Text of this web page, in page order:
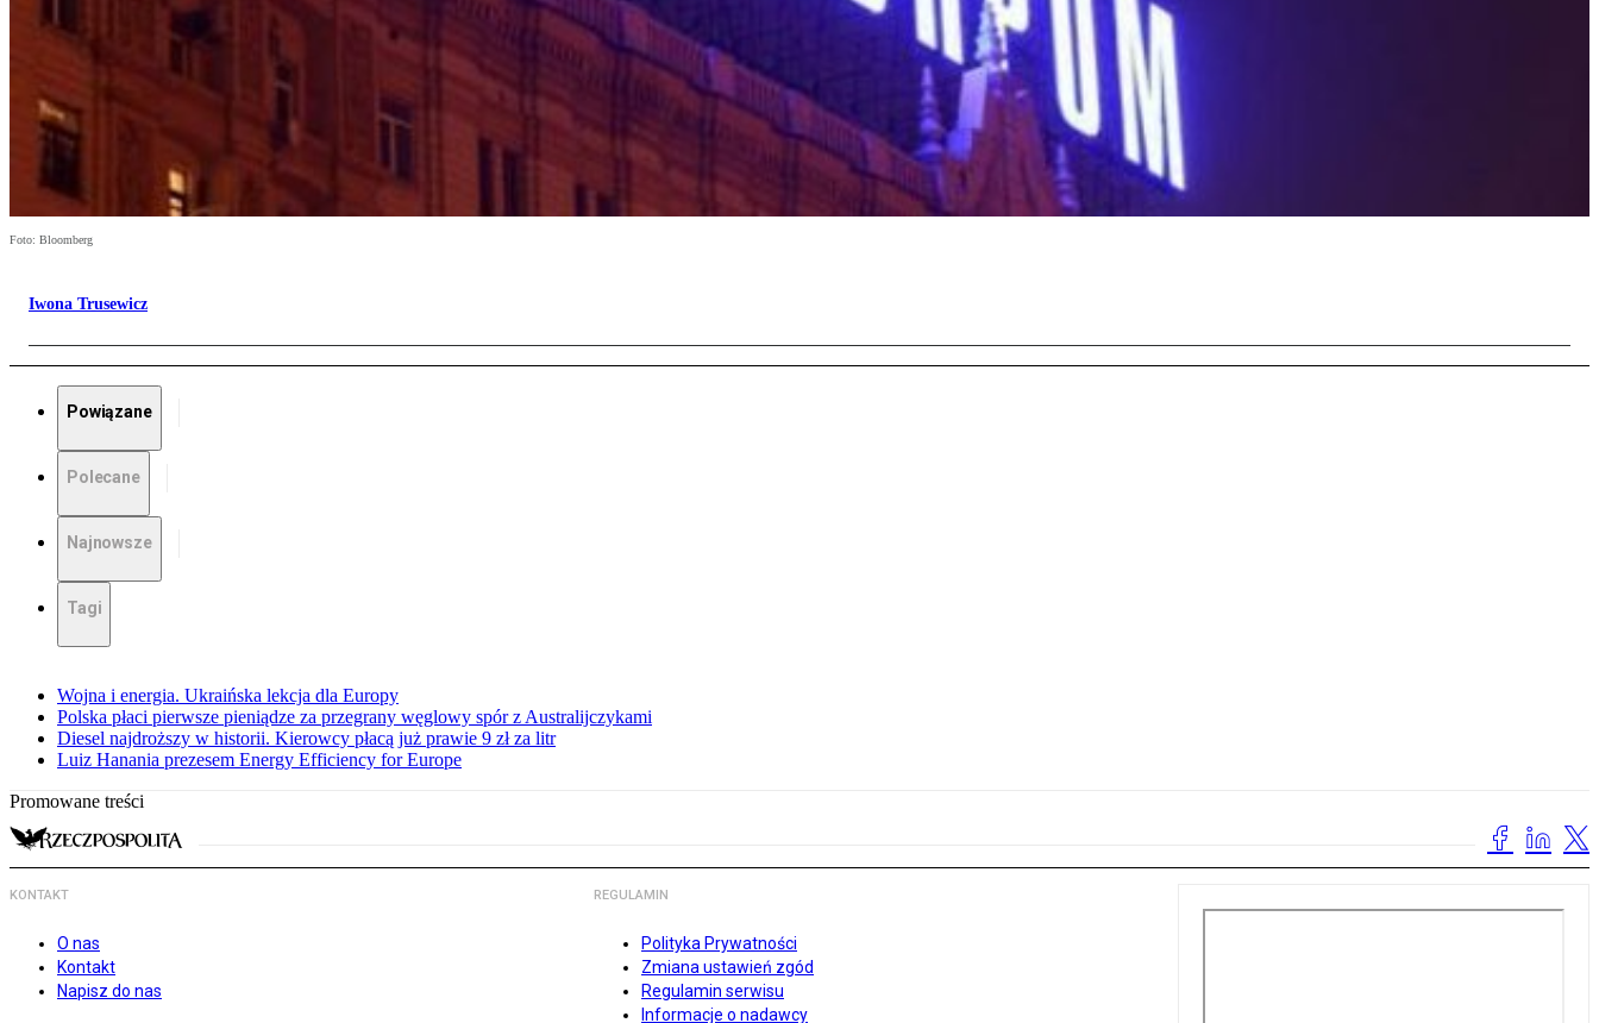
Foto: Bloomberg
Iwona Trusewicz
Powiązane
Polecane
Najnowsze
Tagi
Wojna i energia. Ukraińska lekcja dla Europy
Polska płaci pierwsze pieniądze za przegrany węglowy spór z Australijczykami
Diesel najdroższy w historii. Kierowcy płacą już prawie 9 zł za litr
Luiz Hanania prezesem Energy Efficiency for Europe
Promowane treści
KONTAKT
O nas
Kontakt
Napisz do nas
REGULAMIN
Polityka Prywatności
Zmiana ustawień zgód
Regulamin serwisu
Informacje o nadawcy